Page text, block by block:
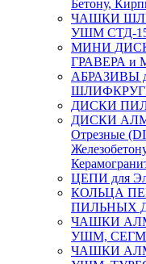
Бетону,
ЧАШКИ
УШМ СТД-
МИНИ ДИСКИ
ГРАВЕРА и
АБРАЗИВЫ
ДИСКИ
ДИСКИ
Отрезные
ЦЕПИ для
КОЛЬЦА
ПИЛЬНЫХ
ЧАШКИ
УШМ,
ЧАШКИ